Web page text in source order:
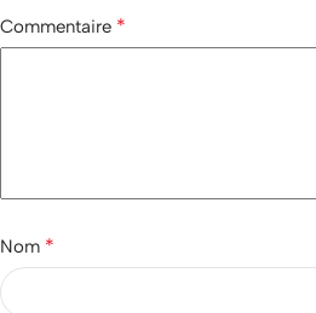
Commentaire *
Nom *